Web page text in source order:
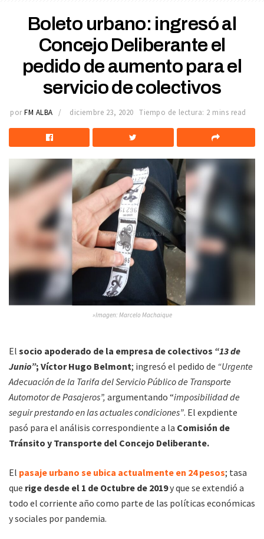
Boleto urbano: ingresó al
Concejo Deliberante el
pedido de aumento para el
servicio de colectivos
por FM ALBA diciembre 23, 2020 Tiempo de lectura: 2 mins read
»Imagen: Marcelo Machaique
El socio apoderado de la empresa de colectivos “13 de
Junio”; Víctor Hugo Belmont; ingresó el pedido de “Urgente
Adecuación de la Tarifa del Servicio Público de Transporte
Automotor de Pasajeros”, argumentando “imposibilidad de
seguir prestando en las actuales condiciones”. El expdiente
pasó para el análisis correspondiente a la Comisión de
Tránsito y Transporte del Concejo Deliberante.
El pasaje urbano se ubica actualmente en 24 pesos; tasa
que rige desde el 1 de Octubre de 2019y que se extendió a
todo el corriente año como parte de las políticas económicas
y sociales por pandemia.